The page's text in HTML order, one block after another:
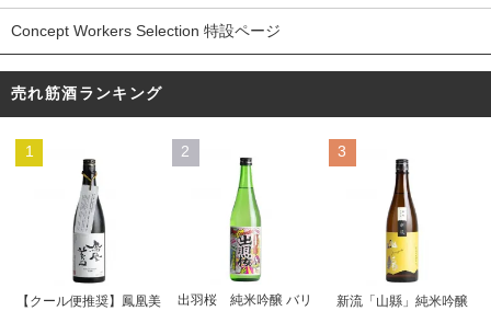
Concept Workers Selection 特設ページ
売れ筋酒ランキング
1
【クール便推奨】鳳凰美
2
出羽桜 純米吟醸 バリ
3
新流「山縣」純米吟醸